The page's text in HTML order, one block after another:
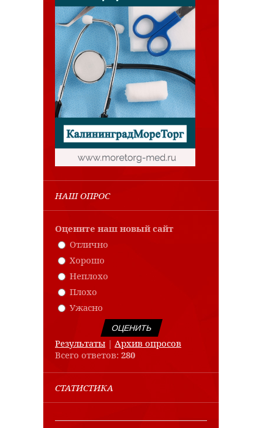
НАШ ОПРОС
Оцените наш новый сайт
Отлично
Хорошо
Неплохо
Плохо
Ужасно
Результаты | Архив опросов
Всего ответов: 280
СТАТИСТИКА